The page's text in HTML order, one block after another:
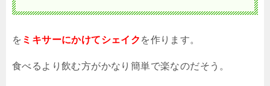
を ミキサーにかけてシェイク を作ります。
食べるより飲む方がかなり簡単で楽なのだそう。